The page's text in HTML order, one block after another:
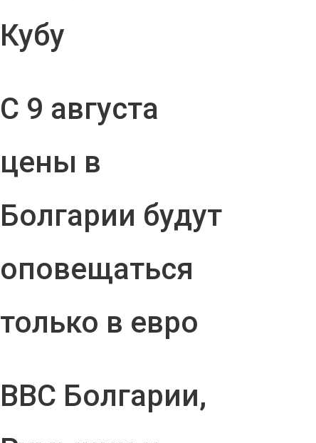
Кубу
С 9 августа
цены в
Болгарии будут
оповещаться
только в евро
ВВС Болгарии,